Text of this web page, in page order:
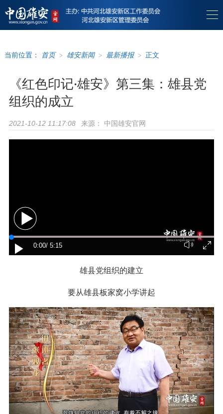
当前位置： 首页 > 雄安新闻 > 最新播报 > 正文
《红色印记·雄安》第三集：雄县党
组织的成立
2021-10-12 11:17:08 来源： 中国雄安官网
0:00/ 5:15
雄县党组织的建立
要从雄县板家窝小学讲起